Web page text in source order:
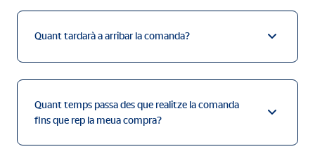
Quant tardarà a arribar la comanda?
Quant temps passa des que realitze la comanda
fins que rep la meua compra?